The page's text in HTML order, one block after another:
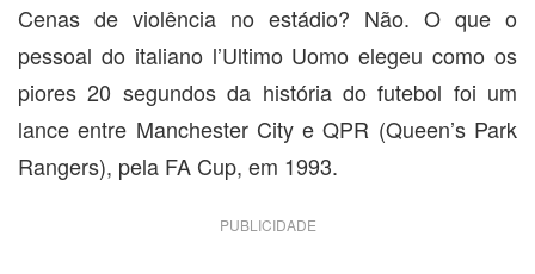
Cenas de violência no estádio? Não. O que o
pessoal do italiano l’Ultimo Uomo elegeu como os
piores 20 segundos da história do futebol foi um
lance entre Manchester City e QPR (Queen’s Park
Rangers), pela FA Cup, em 1993.
PUBLICIDADE